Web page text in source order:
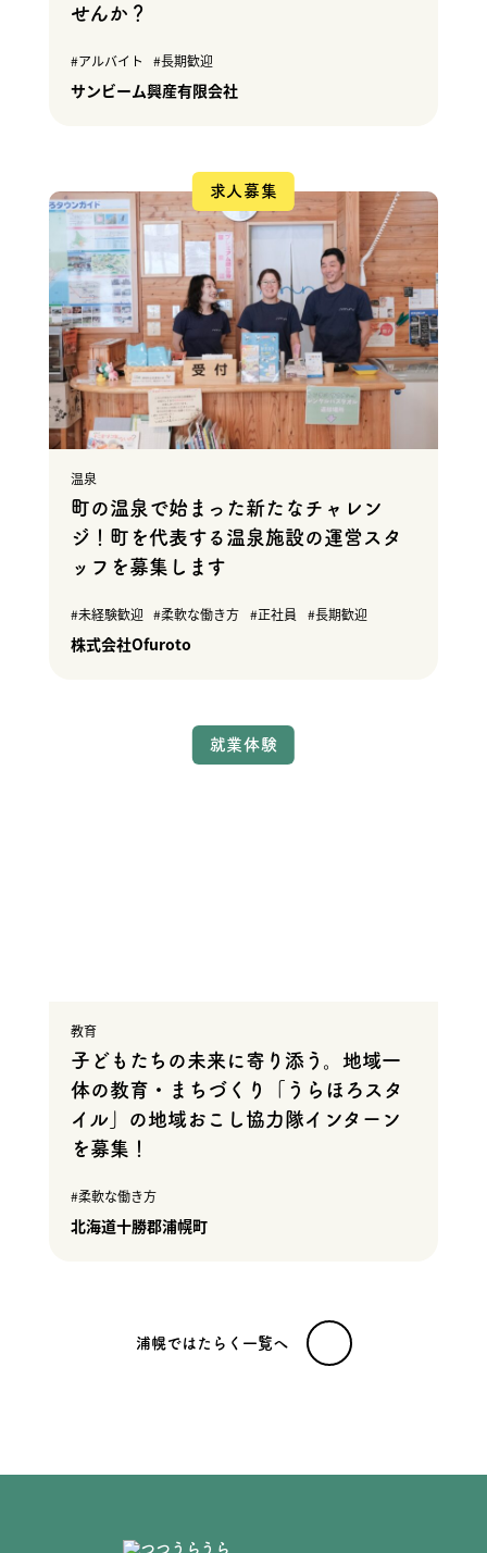
せんか？
アルバイト 長期歓迎
サンビーム興産有限会社
求人募集
温泉
町の温泉で始まった新たなチャレン
ジ！町を代表する温泉施設の運営スタ
ッフを募集します
未経験歓迎 柔軟な働き方 正社員 長期歓迎
株式会社Ofuroto
就業体験
教育
子どもたちの未来に寄り添う。地域一
体の教育・まちづくり「うらほろスタ
イル」の地域おこし協力隊インターン
を募集！
柔軟な働き方
北海道十勝郡浦幌町
浦幌ではたらく一覧へ